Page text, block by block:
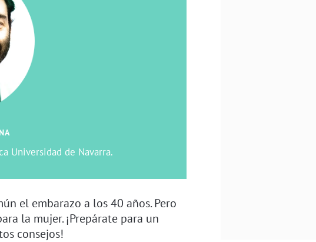
Universidad de Navarra.
el embarazo a los 40 años. Pero
la mujer. ¡Prepárate para un
consejos!